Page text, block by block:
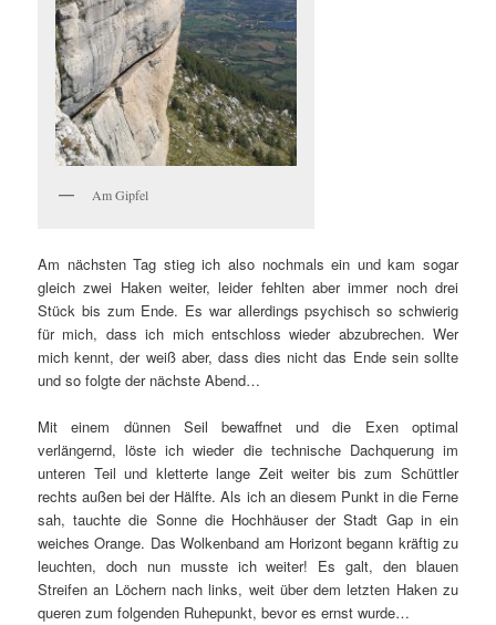
Am Gipfel
Am nächsten Tag stieg ich also nochmals ein und kam sogar
gleich zwei Haken weiter, leider fehlten aber immer noch drei
Stück bis zum Ende. Es war allerdings psychisch so schwierig
für mich, dass ich mich entschloss wieder abzubrechen. Wer
mich kennt, der weiß aber, dass dies nicht das Ende sein sollte
und so folgte der nächste Abend…
Mit einem dünnen Seil bewaffnet und die Exen optimal
verlängernd, löste ich wieder die technische Dachquerung im
unteren Teil und kletterte lange Zeit weiter bis zum Schüttler
rechts außen bei der Hälfte. Als ich an diesem Punkt in die Ferne
sah, tauchte die Sonne die Hochhäuser der Stadt Gap in ein
weiches Orange. Das Wolkenband am Horizont begann kräftig zu
leuchten, doch nun musste ich weiter! Es galt, den blauen
Streifen an Löchern nach links, weit über dem letzten Haken zu
queren zum folgenden Ruhepunkt, bevor es ernst wurde…